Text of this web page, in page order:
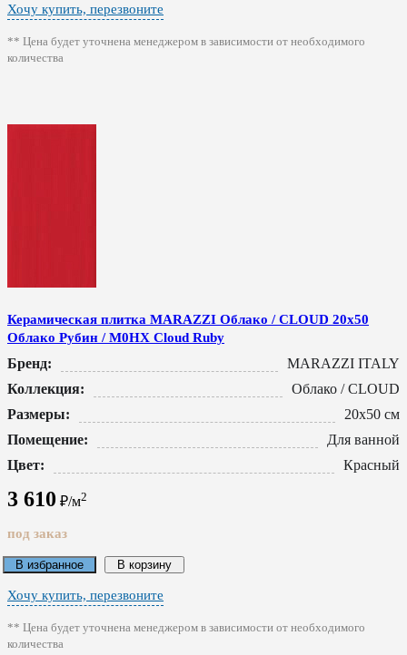
Хочу купить, перезвоните
** Цена будет уточнена менеджером в зависимости от необходимого
количества
Керамическая плитка MARAZZI Облако / CLOUD 20x50
Облако Рубин / M0HX Cloud Ruby
Бренд:
MARAZZI ITALY
Коллекция:
Облако / CLOUD
Размеры:
20x50 см
Помещение:
Для ванной
Цвет:
Красный
3 610 ₽/м2
под заказ
В избранное В корзину
Хочу купить, перезвоните
** Цена будет уточнена менеджером в зависимости от необходимого
количества